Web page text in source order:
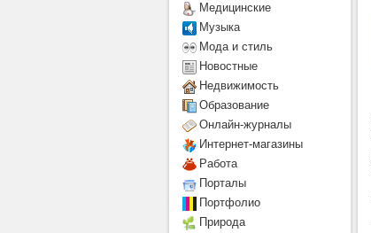
Медицинские
Музыка
Мода и стиль
Новостные
Недвижимость
Образование
Онлайн-журналы
Интернет-магазины
Работа
Порталы
Портфолио
Природа